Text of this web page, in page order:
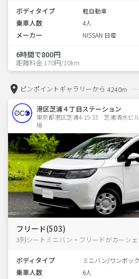
ボディタイプ 軽自動車
乗車人数 4人
メーカー NISSAN 日産
6時間で800円
距離料金 170円/10km
ピンポイントギャラリーから 4240m
港区芝浦４丁目ステーション
東京都港区芝浦4-15-33　芝浦清水ビ
場
フリード(503)
3列シートミニバン・フリードがカーシェ
ボディタイプ ミニバン/ワンボッ
乗車人数 6人